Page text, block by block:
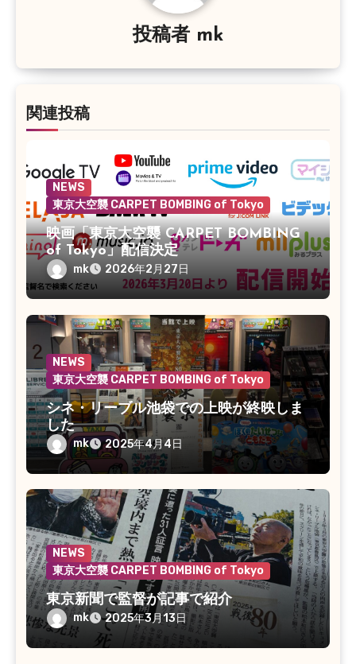
ン
投稿者 mk
関連投稿
NEWS
東京大空襲 CARPET BOMBING of Tokyo
映画「東京大空襲 CARPET BOMBING
of Tokyo」配信決定
mk 2026年2月27日
NEWS
東京大空襲 CARPET BOMBING of Tokyo
シネ・リーブル池袋での上映が終映しま
した
mk 2025年4月4日
NEWS
東京大空襲 CARPET BOMBING of Tokyo
東京新聞で監督が記事で紹介
mk 2025年3月13日